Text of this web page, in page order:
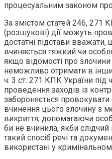
процесуальним законом
За змістом статей 246, 271
(розшукові) дії можуть
достатні підстави вважати,
вчиняється тяжкий чи
якщо відомості про
неможливо отримати в
ч. 3 ст. 271 КПК України під
проведення заходів із
забороняється
вчинення цього злочину з
викриття, допомагаючи
би не вчинила, якби
такий спосіб речі та
використані у